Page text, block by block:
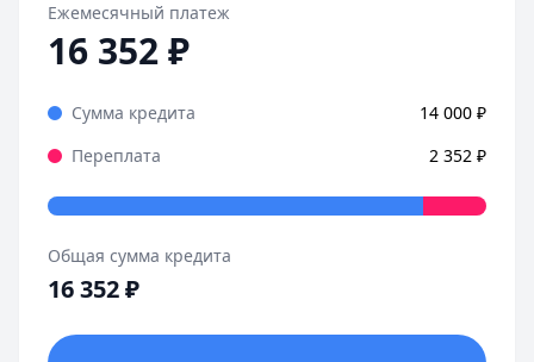
Ежемесячный платеж
16 352₽
Сумма кредита 14 000 ₽
Переплата
2 352 ₽
Общая сумма кредита
16 352₽